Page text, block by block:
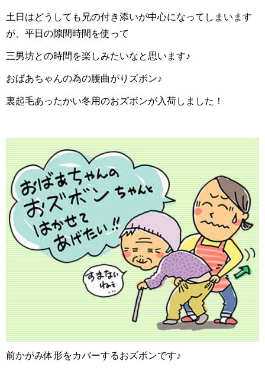
土日はどうしても兄の付き添いが中心になってしまいます
が、平日の隙間時間を使って
三男坊との時間を楽しみたいなと思います♪
おばあちゃんの為の腰曲がりズボン♪
裏起毛あったかい冬用のおズボンが入荷しました！
前かがみ体形をカバーするおズボンです♪